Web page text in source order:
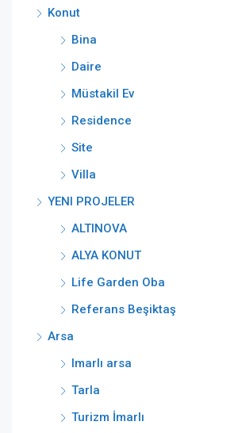
Konut
Bina
Daire
Müstakil Ev
Residence
Site
Villa
YENI PROJELER
ALTINOVA
ALYA KONUT
Life Garden Oba
Referans Beşiktaş
Arsa
Imarlı arsa
Tarla
Turizm İmarlı